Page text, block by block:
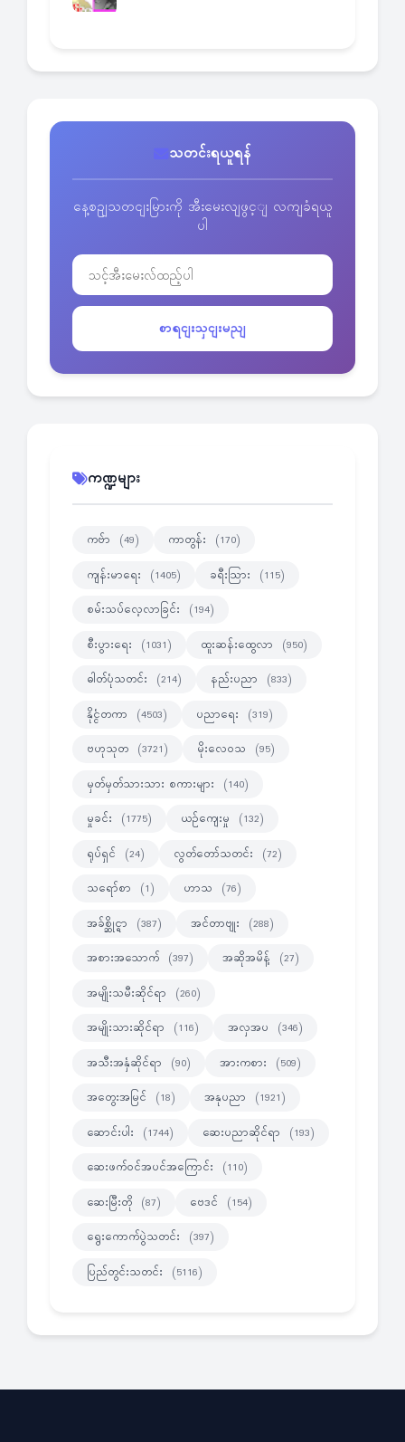
သတင်းရယူရန်
နေ့စဥျသတငျးမြားကို အီးမေးလျဖွင့ျ လကျခံရယူ
ပါ
စာရငျးသှငျးမညျ
ကဏ္ဍများ
ကဗ်ာ (49) ကာတွန်း (170)
ကျန်းမာရေး (1405) ခရီးသြား (115)
စမ်းသပ်လေ့လာခြင်း (194)
စီးပွားရေး (1031) ထူးဆန်းထွေလာ (950)
ဓါတ်ပုံသတင်း (214) နည်းပညာ (833)
နိုင္ငံတကာ (4503) ပညာရေး (319)
ဗဟုသုတ (3721) မိုးလေဝသ (95)
မှတ်မှတ်သားသား စကားများ (140)
မှုခင်း (1775) ယဉ်ကျေးမှု (132)
ရုပ်ရှင် (24) လွတ်တော်သတင်း (72)
သရော်စာ (1) ဟာသ (76)
အခ်စ္ဆိုင္ရာ (387) အင်တာဗျုး (288)
အစားအသောက် (397) အဆိုအမိန့် (27)
အမျိုးသမီးဆိုင်ရာ (260)
အမျိုးသားဆိုင်ရာ (116) အလှအပ (346)
အသီးအနှံဆိုင်ရာ (90) အားကစား (509)
အတွေးအမြင် (18) အနုပညာ (1921)
ဆောင်းပါး (1744) ဆေးပညာဆိုင်ရာ (193)
ဆေးဖက်ဝင်အပင်အကြောင်း (110)
ဆေးမြီးတို (87) ဗေဒင် (154)
ရွေးကောက်ပွဲသတင်း (397)
ပြည်တွင်းသတင်း (5116)